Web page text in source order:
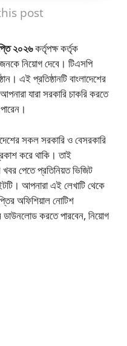
post
২০২৬কর্তৃপক্ষ কর্তৃক
নিয়োগ দেবে। টিএসপি
এই প্রতিষ্ঠানটি বাংলাদেশের
যারা সরকারি চাকরি করতে
সকল সরকারি ও বেসরকারি
করে থাকি। তাই
পেতে প্রতিনিয়ত ভিজিট
আপনারা এই লেখাটি থেকে
অফিশিয়াল নোটিশ
করতে পারবেন, নিয়োগ